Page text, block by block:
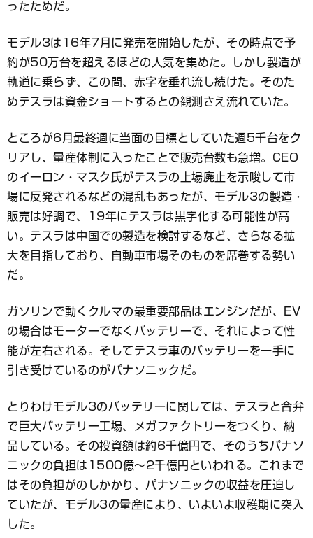
ったためだ。
モデル3は16年7月に発売を開始したが、その時点で予
約が50万台を超えるほどの人気を集めた。しかし製造が
軌道に乗らず、この間、赤字を垂れ流し続けた。そのた
めテスラは資金ショートするとの観測さえ流れていた。
ところが6月最終週に当面の目標としていた週5千台をク
リアし、量産体制に入ったことで販売台数も急増。CEO
のイーロン・マスク氏がテスラの上場廃止を示唆して市
場に反発されるなどの混乱もあったが、モデル3の製造・
販売は好調で、19年にテスラは黒字化する可能性が高
い。テスラは中国での製造を検討するなど、さらなる拡
大を目指しており、自動車市場そのものを席巻する勢い
だ。
ガソリンで動くクルマの最重要部品はエンジンだが、EV
の場合はモーターでなくバッテリーで、それによって性
能が左右される。そしてテスラ車のバッテリーを一手に
引き受けているのがパナソニックだ。
とりわけモデル3のバッテリーに関しては、テスラと合弁
で巨大バッテリー工場、メガファクトリーをつくり、納
品している。その投資額は約6千億円で、そのうちパナソ
ニックの負担は1500億～2千億円といわれる。これまで
はその負担がのしかかり、パナソニックの収益を圧迫し
ていたが、モデル3の量産により、いよいよ収穫期に突入
した。